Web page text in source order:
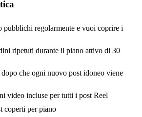
ripetuti durante il piano attivo di 30
che ogni nuovo post idoneo viene
video incluse per tutti i post Reel
coperti per piano